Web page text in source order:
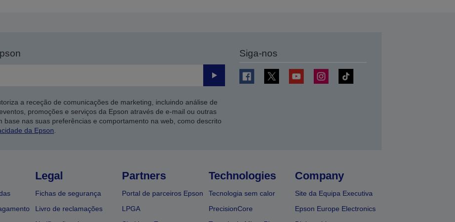
Enviar
a receção de comunicações de marketing, incluindo análise de
promoções e serviços da Epson através de e-mail ou outras
base nas suas preferências e comportamento na web, como descrito
da Epson.
Siga-nos
Legal
Fichas de segurança
Livro de reclamações
Partners
Portal de parceiros Epson
LPGA
Technologies
Tecnologia sem calor
PrecisionCore
Company
Site da Equipa Executiva
Epson Europe Electronics